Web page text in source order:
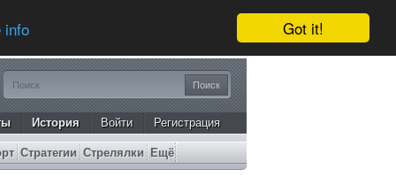
Got it!
info
История Войти Регистрация
Стратегии Стрелялки Ещё